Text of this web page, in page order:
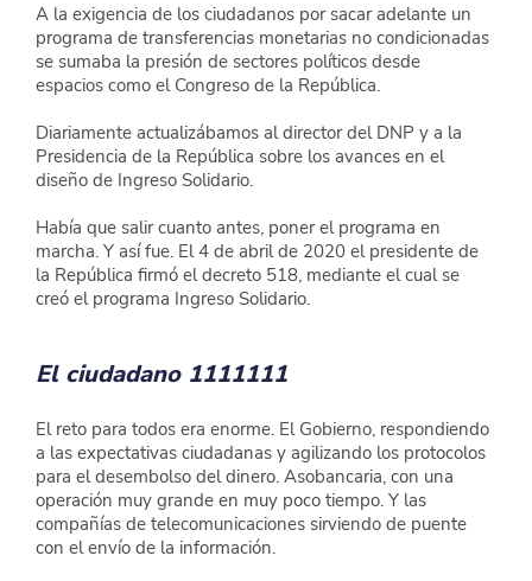
A la exigencia de los ciudadanos por sacar adelante un
programa de transferencias monetarias no condicionadas
se sumaba la presión de sectores políticos desde
espacios como el Congreso de la República.
Diariamente actualizábamos al director del DNP y a la
Presidencia de la República sobre los avances en el
diseño de Ingreso Solidario.
Había que salir cuanto antes, poner el programa en
marcha. Y así fue. El 4 de abril de 2020 el presidente de
la República firmó el decreto 518, mediante el cual se
creó el programa Ingreso Solidario.
El ciudadano 1111111
El reto para todos era enorme. El Gobierno, respondiendo
a las expectativas ciudadanas y agilizando los protocolos
para el desembolso del dinero. Asobancaria, con una
operación muy grande en muy poco tiempo. Y las
compañías de telecomunicaciones sirviendo de puente
con el envío de la información.